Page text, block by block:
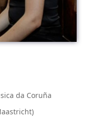
da Coruña